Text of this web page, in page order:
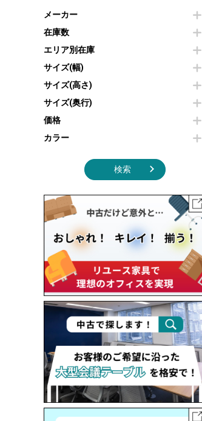
プリンター・コピー機
コートハンガー・ポールハンガー
傘立て
食器棚・キッチンキャビネット
オフィスアクセサリーその他
カウンターテーブル
センターテーブル・サイドテーブル
カフェテーブル
ソファ
シェルフ
ダストボックス（ゴミ箱）
インテリア家具その他
冷蔵庫・洗濯機
空気清浄機・加湿器
電子レンジ
液晶テレビ・モニター類
エアコン
照明機器
季節家電
その他キッチン家電・オフィス家電
メーカー
在庫数
エリア別在庫
サイズ(幅)
サイズ(高さ)
サイズ(奥行)
価格
カラー
検索